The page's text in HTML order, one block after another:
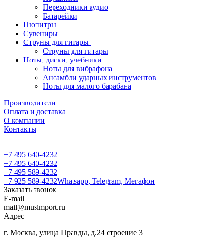
Переходники аудио
Батарейки
Пюпитры
Сувениры
Струны для гитары
Струны для гитары
Ноты, диски, учебники
Ноты для вибрафона
Ансамбли ударных инструментов
Ноты для малого барабана
Производители
Оплата и доставка
О компании
Контакты
+7 495 640-4232
+7 495 640-4232
+7 495 589-4232
+7 925 589-4232Whatsapp, Telegram, Мегафон
Заказать звонок
E-mail
mail@musimport.ru
Адрес
г. Москва, улица Правды, д.24 строение 3